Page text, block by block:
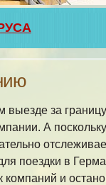
выезде за
А
поездки в
и